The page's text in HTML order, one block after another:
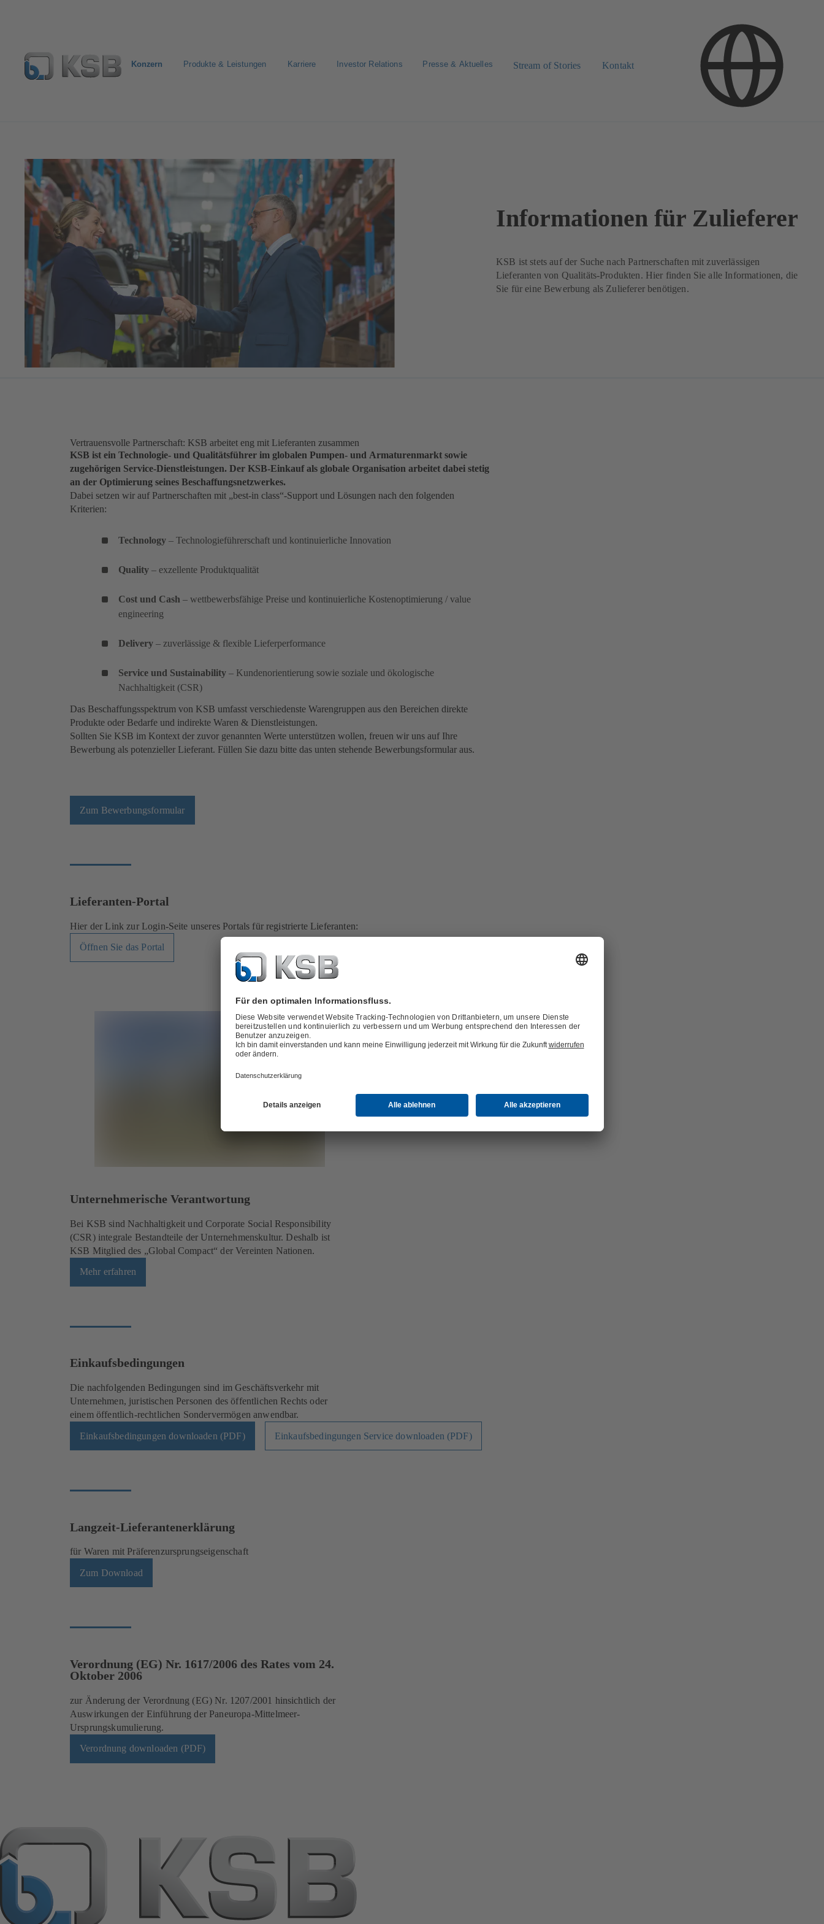
Konzern Produkte & Leistungen Karriere Investor Relations Presse & Aktuelles Stream of Stories Kontakt
Informationen für Zulieferer
KSB ist stets auf der Suche nach Partnerschaften mit zuverlässigen
Lieferanten von Qualitäts-Produkten. Hier finden Sie alle Informationen, die
Sie für eine Bewerbung als Zulieferer benötigen.
Vertrauensvolle Partnerschaft: KSB arbeitet eng mit Lieferanten zusammen
KSB ist ein Technologie- und Qualitätsführer im globalen Pumpen- und Armaturenmarkt sowie
zugehörigen Service-Dienstleistungen. Der KSB-Einkauf als globale Organisation arbeitet dabei stetig
an der Optimierung seines Beschaffungsnetzwerkes.
Dabei setzen wir auf Partnerschaften mit „best-in class“-Support und Lösungen nach den folgenden
Kriterien:
Technology – Technologieführerschaft und kontinuierliche Innovation
Quality – exzellente Produktqualität
Cost und Cash – wettbewerbsfähige Preise und kontinuierliche Kostenoptimierung / value
engineering
Delivery – zuverlässige & flexible Lieferperformance
Service und Sustainability – Kundenorientierung sowie soziale und ökologische
Nachhaltigkeit (CSR)
Das Beschaffungsspektrum von KSB umfasst verschiedenste Warengruppen aus den Bereichen direkte
Produkte oder Bedarfe und indirekte Waren & Dienstleistungen.
Sollten Sie KSB im Kontext der zuvor genannten Werte unterstützen wollen, freuen wir uns auf Ihre
Bewerbung als potenzieller Lieferant. Füllen Sie dazu bitte das unten stehende Bewerbungsformular aus.
Zum Bewerbungsformular
Lieferanten-Portal
Hier der Link zur Login-Seite unseres Portals für registrierte Lieferanten:
Öffnen Sie das Portal
Unternehmerische Verantwortung
Bei KSB sind Nachhaltigkeit und Corporate Social Responsibility
(CSR) integrale Bestandteile der Unternehmenskultur. Deshalb ist
KSB Mitglied des „Global Compact“ der Vereinten Nationen.
Mehr erfahren
Einkaufsbedingungen
Die nachfolgenden Bedingungen sind im Geschäftsverkehr mit
Unternehmen, juristischen Personen des öffentlichen Rechts oder
einem öffentlich-rechtlichen Sondervermögen anwendbar.
Einkaufsbedingungen downloaden (PDF) Einkaufsbedingungen Service downloaden (PDF)
Langzeit-Lieferantenerklärung
für Waren mit Präferenzursprungseigenschaft
Zum Download
Verordnung (EG) Nr. 1617/2006 des Rates vom 24.
Oktober 2006
zur Änderung der Verordnung (EG) Nr. 1207/2001 hinsichtlich der
Auswirkungen der Einführung der Paneuropa-Mittelmeer-
Ursprungskumulierung.
Verordnung downloaden (PDF)